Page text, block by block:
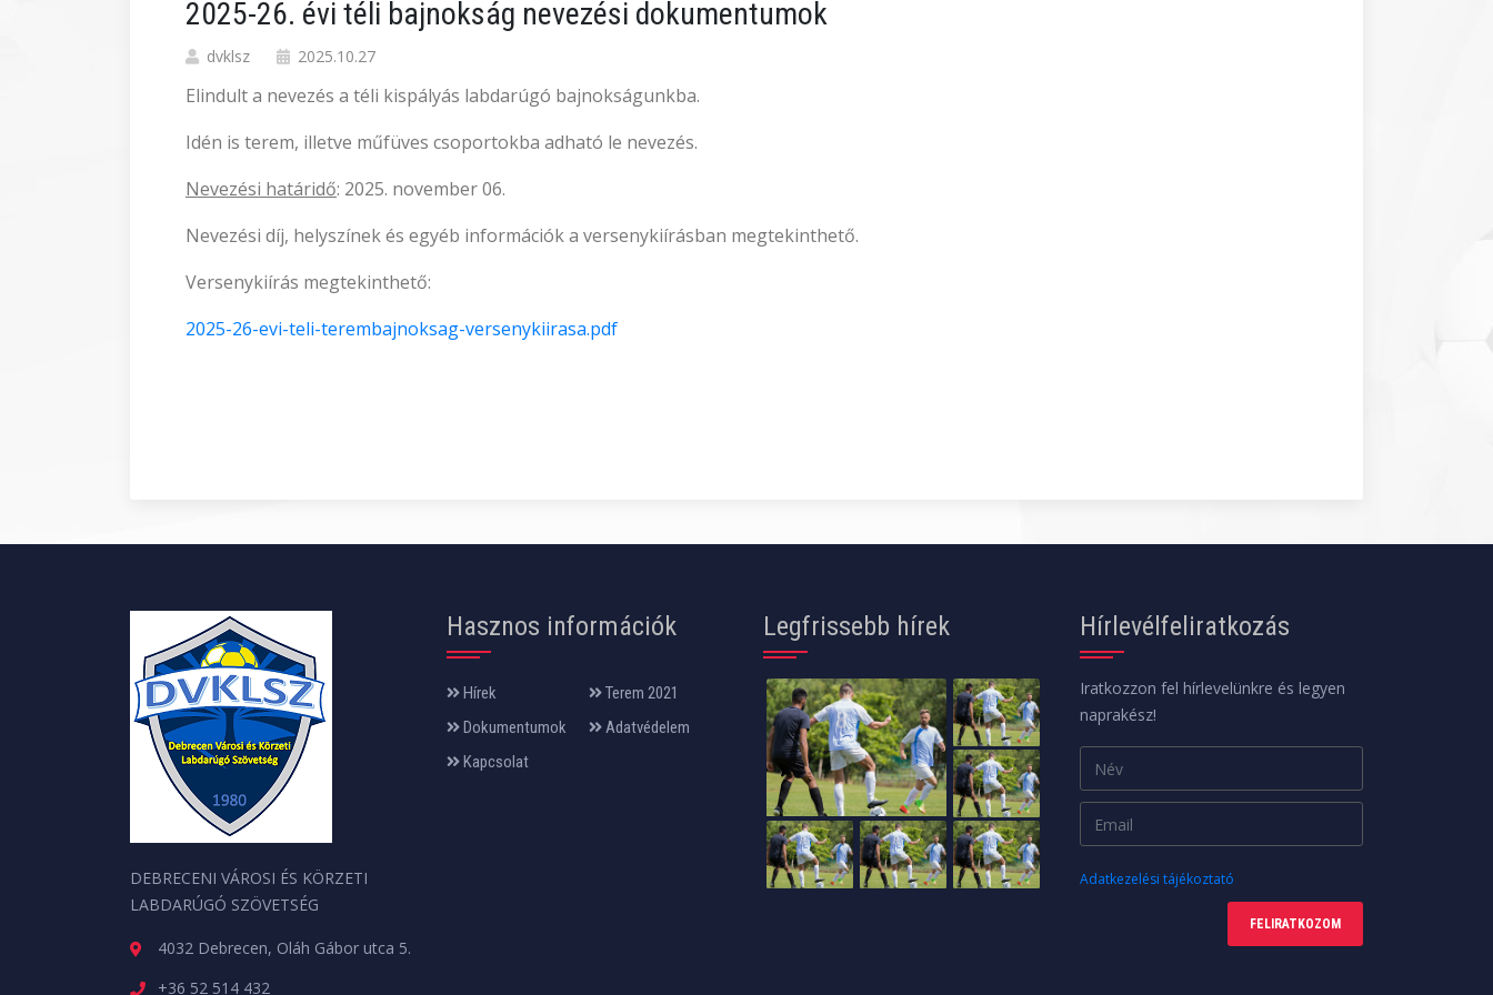
2025-26. évi téli bajnokság nevezési dokumentumok
dvklsz 2025.10.27
Elindult a nevezés a téli kispályás labdarúgó bajnokságunkba.
Idén is terem, illetve műfüves csoportokba adható le nevezés.
Nevezési határidő: 2025. november 06.
Nevezési díj, helyszínek és egyéb információk a versenykiírásban megtekinthető.
Versenykiírás megtekinthető:
2025-26-evi-teli-terembajnoksag-versenykiirasa.pdf
DEBRECENI VÁROSI ÉS KÖRZETI
LABDARÚGÓ SZÖVETSÉG
4032 Debrecen, Oláh Gábor utca 5.
+36 52 514 432
Hasznos információk
Hírek
Terem 2021
Dokumentumok
Adatvédelem
Kapcsolat
Legfrissebb hírek Hírlevélfeliratkozás
Iratkozzon fel hírlevelünkre és legyen
naprakész!
Adatkezelési tájékoztató
FELIRATKOZOM